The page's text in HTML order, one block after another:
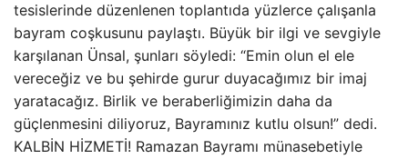
tesislerinde düzenlenen toplantıda yüzlerce çalışanla
bayram coşkusunu paylaştı. Büyük bir ilgi ve sevgiyle
karşılanan Ünsal, şunları söyledi: “Emin olun el ele
vereceğiz ve bu şehirde gurur duyacağımız bir imaj
yaratacağız. Birlik ve beraberliğimizin daha da
güçlenmesini diliyoruz, Bayramınız kutlu olsun!” dedi.
KALBİN HİZMETİ! Ramazan Bayramı münasebetiyle